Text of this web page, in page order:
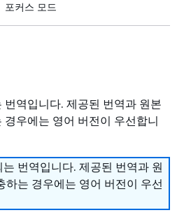
포커스 모드
역입니다. 제공된 번역과 원본
우에는 영어 버전이 우선합니
번역입니다. 제공된 번역과 원
하는 경우에는 영어 버전이 우선